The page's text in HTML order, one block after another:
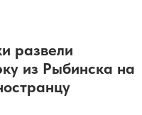
развели
из Рыбинска на